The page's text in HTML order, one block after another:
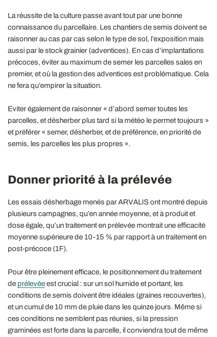
La réussite de la culture passe avant tout par une bonne
connaissance du parcellaire. Les chantiers de semis doivent se
raisonner au cas par cas selon le type de sol, l’exposition mais
aussi par le stock grainier (adventices). En cas d’implantations
précoces, éviter au maximum de semer les parcelles sales en
premier, et où la gestion des adventices est problématique. Cela
ne fera qu’empirer la situation.
Eviter également de raisonner « d’abord semer toutes les
parcelles, et désherber plus tard si la météo le permet toujours »
et préférer « semer, désherber, et de préférence, en priorité de
semis, les parcelles les plus propres ».
Donner priorité à la prélevée
Les essais désherbage menés par ARVALIS ont montré depuis
plusieurs campagnes, qu’en année moyenne, et à produit et
dose égale, qu’un traitement en prélevée montrait une efficacité
moyenne supérieure de 10-15 % par rapport à un traitement en
post-précoce (1F).
Pour être pleinement efficace, le positionnement du traitement
de prélevéeest crucial : sur un sol humide et portant, les
conditions de semis doivent être idéales (graines recouvertes),
et un cumul de 10 mm de pluie dans les quinze jours. Même si
ces conditions ne semblent pas réunies, si la pression
graminées est forte dans la parcelle, il conviendra tout de même